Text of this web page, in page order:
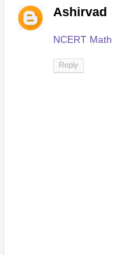
Ashirvad
NCERT
Reply